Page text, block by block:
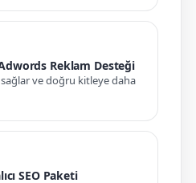
Reklam Desteği
sağlar ve doğru kitleye daha
SEO Paketi